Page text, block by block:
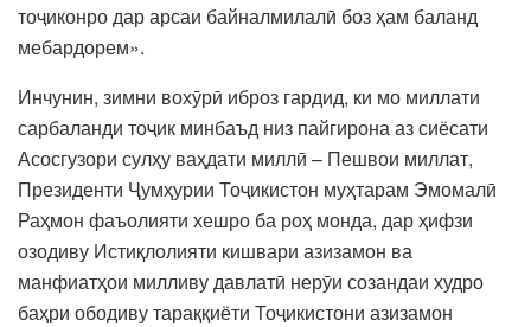
тоҷиконро дар арсаи байналмилалӣ боз ҳам баланд
мебардорем».
Инчунин, зимни вохӯрӣ иброз гардид, ки мо миллати
сарбаланди тоҷик минбаъд низ пайгирона аз сиёсати
Асосгузори сулҳу ваҳдати миллӣ – Пешвои миллат,
Президенти Ҷумҳурии Тоҷикистон муҳтарам Эмомалӣ
Раҳмон фаъолияти хешро ба роҳ монда, дар ҳифзи
озодиву Истиқлолияти кишвари азизамон ва
манфиатҳои милливу давлатӣ нерӯи созандаи худро
баҳри ободиву тараққиёти Тоҷикистони азизамон